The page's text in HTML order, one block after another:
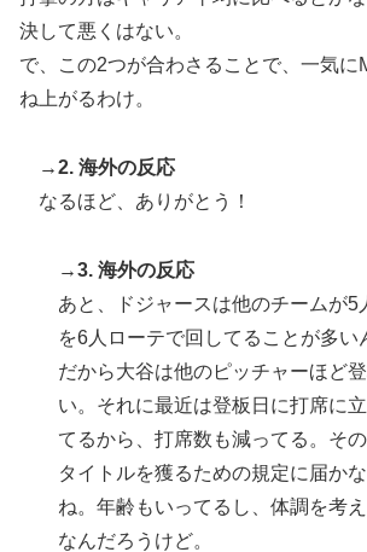
決して悪くはない。
で、この2つが合わさることで、一気に
ね上がるわけ。
→2. 海外の反応
なるほど、ありがとう！
→3. 海外の反応
あと、ドジャースは他のチームが5
を6人ローテで回してることが多い
だから大谷は他のピッチャーほど
い。それに最近は登板日に打席に
てるから、打席数も減ってる。そ
タイトルを獲るための規定に届か
ね。年齢もいってるし、体調を考
なんだろうけど。